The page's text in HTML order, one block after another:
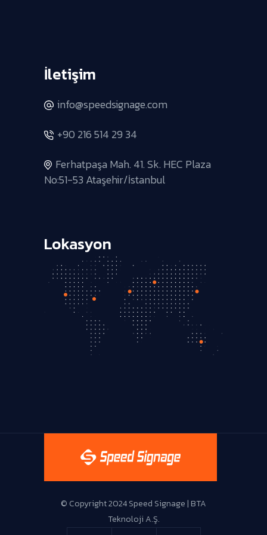
İletişim
info@speedsignage.com
+90 216 514 29 34
Ferhatpaşa Mah. 41. Sk. HEC Plaza
No:51-53 Ataşehir/İstanbul
Lokasyon
© Copyright 2024 Speed Signage | BTA
Teknoloji A.Ş.